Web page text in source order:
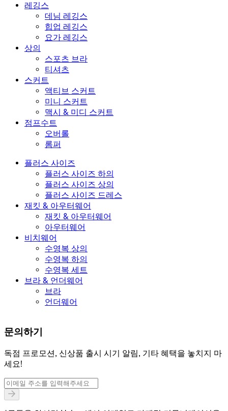
레깅스
데님 레깅스
힙업 레깅스
요가 레깅스
상의
스포츠 브라
티셔츠
스커트
액티브 스커트
미니 스커트
맥시 & 미디 스커트
점프수트
오버롤
롬퍼
플러스 사이즈
플러스 사이즈 하의
플러스 사이즈 상의
플러스 사이즈 드레스
재킷 & 아우터웨어
재킷 & 아우터웨어
아우터웨어
비치웨어
수영복 상의
수영복 하의
수영복 세트
브라 & 언더웨어
브라
언더웨어
문의하기
독점 프로모션, 신상품 출시 시기 알림, 기타 혜택을 놓치지 마
세요!